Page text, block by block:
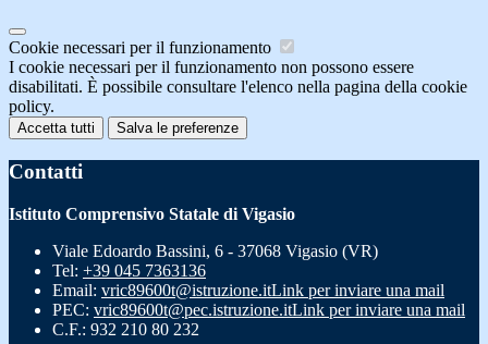
Cookie necessari per il funzionamento
I cookie necessari per il funzionamento non possono essere
disabilitati. È possibile consultare l'elenco nella pagina della cookie
policy.
Accetta tutti Salva le preferenze
Contatti
Istituto Comprensivo Statale di Vigasio
Viale Edoardo Bassini, 6 - 37068 Vigasio (VR)
Tel: +39 045 7363136
Email: vric89600t@istruzione.itLink per inviare una mail
PEC: vric89600t@pec.istruzione.itLink per inviare una mail
C.F.: 932 210 80 232